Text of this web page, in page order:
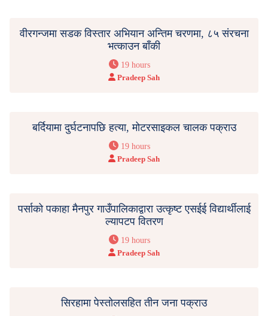
वीरगन्जमा सडक विस्तार अभियान अन्तिम चरणमा, ८५ संरचना
भत्काउन बाँकी
19 hours
Pradeep Sah
बर्दियामा दुर्घटनापछि हत्या, मोटरसाइकल चालक पक्राउ
19 hours
Pradeep Sah
पर्साको पकाहा मैनपुर गाउँपालिकाद्वारा उत्कृष्ट एसईई विद्यार्थीलाई
ल्यापटप वितरण
19 hours
Pradeep Sah
सिरहामा पेस्तोलसहित तीन जना पक्राउ